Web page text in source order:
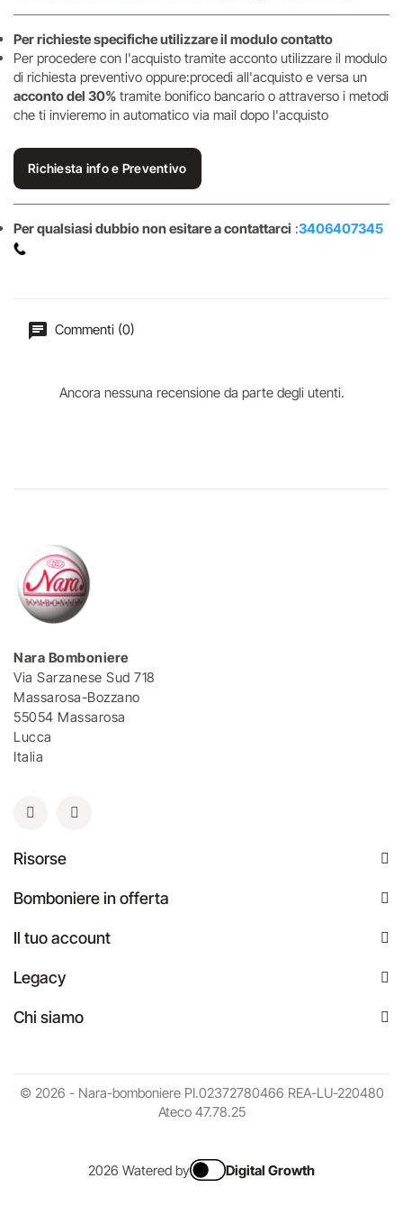
Per richieste specifiche utilizzare il modulo contatto
Per procedere con l'acquisto tramite acconto utilizzare il modulo
di richiesta preventivo oppure:procedi all'acquisto e versa un
acconto del 30% tramite bonifico bancario o attraverso i metodi
che ti invieremo in automatico via mail dopo l'acquisto
Richiesta info e Preventivo
Per qualsiasi dubbio non esitare a contattarci :3406407345
Commenti (0)
Ancora nessuna recensione da parte degli utenti.
Nara Bomboniere
Via Sarzanese Sud 718
Massarosa-Bozzano
55054 Massarosa
Lucca
Italia
Risorse
Bomboniere in offerta
Il tuo account
Legacy
Chi siamo
© 2026 - Nara-bomboniere PI.02372780466 REA-LU-220480
Ateco 47.78.25
2026 Watered by Digital Growth